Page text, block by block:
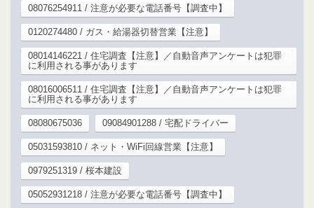
08076254911 / 注意が必要な電話番号【調査中】
0120274480 / ガス・給湯器切替営業【注意】
08014146221 / 住宅調査【注意】／自動音声アンケートは犯罪
に利用される事があります
08016006511 / 住宅調査【注意】／自動音声アンケートは犯罪
に利用される事があります
08080675036 09084901288 / 宅配ドライバー
05031593810 / ネット・WiFi回線営業【注意】
0979251319 / 桜本建設
05052931218 / 注意が必要な電話番号【調査中】